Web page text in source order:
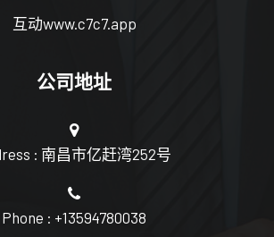
互动www.c7c7.app
公司地址
: 南昌市亿赶湾252号
Phone : +13594780038